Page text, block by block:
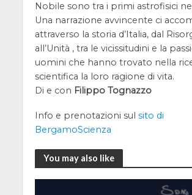
Nobile sono tra i primi astrofisici
Una narrazione avvincente ci
attraverso la storia d’Italia, dal
all’Unità , tra le vicissitudini e la
uomini che hanno trovato nella
scientifica la loro ragione di vita.
Di e con Filippo Tognazzo
Info e prenotazioni sul sito di
BergamoScienza
You may also like